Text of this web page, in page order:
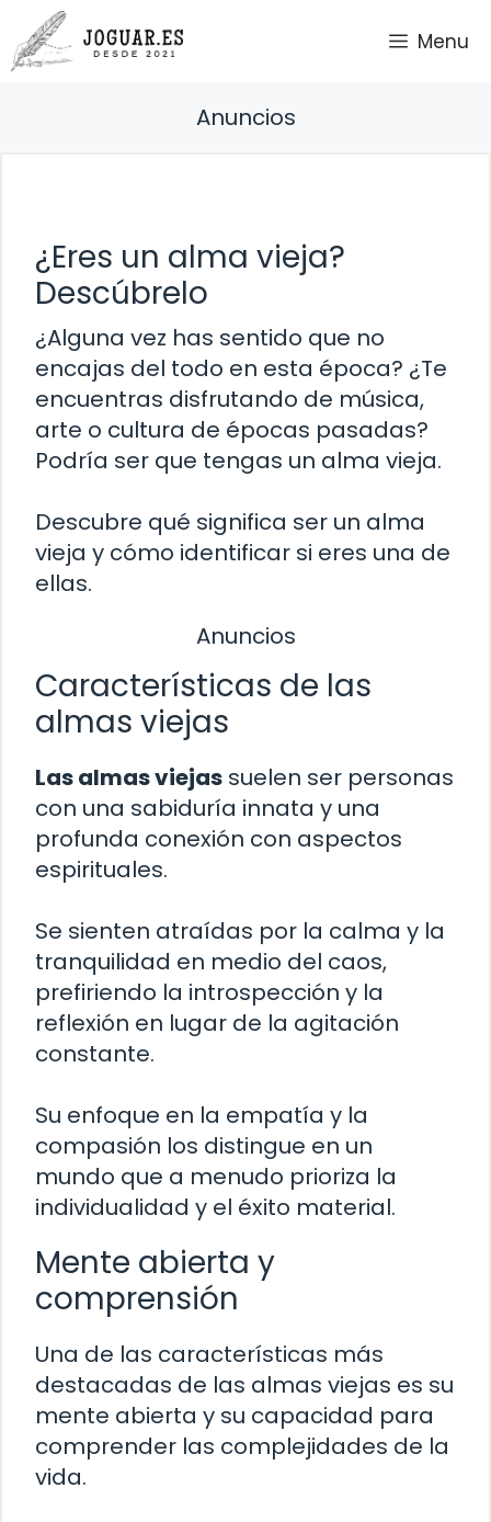
Saltar
al
contenido
Menu
Anuncios
¿Eres un alma vieja?
Descúbrelo
¿Alguna vez has sentido que no
encajas del todo en esta época? ¿Te
encuentras disfrutando de música,
arte o cultura de épocas pasadas?
Podría ser que tengas un alma vieja.
Descubre qué significa ser un alma
vieja y cómo identificar si eres una de
ellas.
Anuncios
Características de las
almas viejas
Las almas viejas suelen ser personas
con una sabiduría innata y una
profunda conexión con aspectos
espirituales.
Se sienten atraídas por la calma y la
tranquilidad en medio del caos,
prefiriendo la introspección y la
reflexión en lugar de la agitación
constante.
Su enfoque en la empatía y la
compasión los distingue en un
mundo que a menudo prioriza la
individualidad y el éxito material.
Mente abierta y
comprensión
Una de las características más
destacadas de las almas viejas es su
mente abierta y su capacidad para
comprender las complejidades de la
vida.